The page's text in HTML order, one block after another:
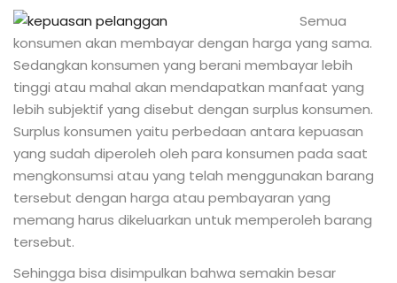
Semua
konsumen akan membayar dengan harga yang sama.
Sedangkan konsumen yang berani membayar lebih
tinggi atau mahal akan mendapatkan manfaat yang
lebih subjektif yang disebut dengan surplus konsumen.
Surplus konsumen yaitu perbedaan antara kepuasan
yang sudah diperoleh oleh para konsumen pada saat
mengkonsumsi atau yang telah menggunakan barang
tersebut dengan harga atau pembayaran yang
memang harus dikeluarkan untuk memperoleh barang
tersebut.
Sehingga bisa disimpulkan bahwa semakin besar